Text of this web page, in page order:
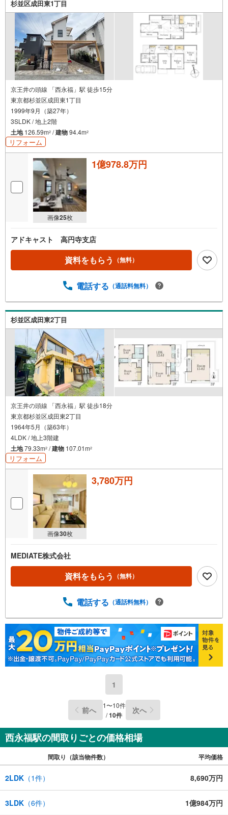
杉並区成田東1丁目
京王井の頭線 「西永福」駅 徒歩15分
東京都杉並区成田東1丁目
1999年9月（築27年）
3SLDK / 地上2階
土地126.59m2 /建物94.4m2
リフォーム
画像25枚
1億978.8万円
アドキャスト 高円寺支店
資料をもらう （無料）
電話する （通話料無料）
杉並区成田東2丁目
京王井の頭線 「西永福」駅 徒歩18分
東京都杉並区成田東2丁目
1964年5月（築63年）
4LDK / 地上3階建
土地79.33m2 /建物 107.01m2
リフォーム
画像30枚
3,780万円
MEDIATE株式会社
資料をもらう （無料）
電話する （通話料無料）
1
前へ 1〜10件
/10件 次へ
西永福駅の間取りごとの価格相場
間取り（該当物件数） 平均価格
2LDK （1件） 8,690万円
3LDK （6件） 1億984万円